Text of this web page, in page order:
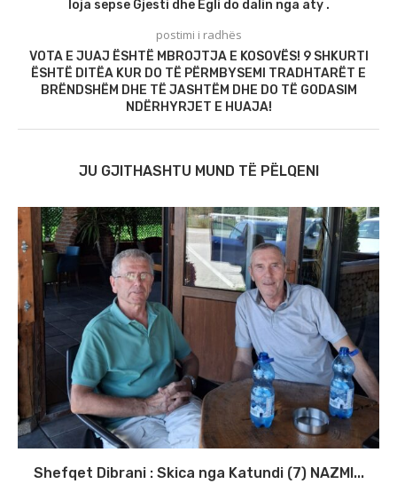
loja sepse Gjesti dhe Egli do dalin nga aty .
postimi i radhës
VOTA E JUAJ ËSHTË MBROJTJA E KOSOVËS! 9 SHKURTI
ËSHTË DITËA KUR DO TË PËRMBYSEMI TRADHTARËT E
BRËNDSHËM DHE TË JASHTËM DHE DO TË GODASIM
NDËRHYRJET E HUAJA!
JU GJITHASHTU MUND TË PËLQENI
Shefqet Dibrani : Skica nga Katundi (7) NAZMI...